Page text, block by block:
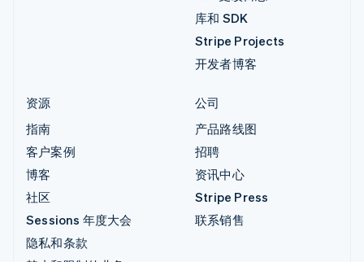
库和 SDK
Stripe Projects
开发者博客
资源
指南
客户案例
博客
社区
Sessions 年度大会
隐私和条款
公司
产品路线图
招聘
资讯中心
Stripe Press
联系销售